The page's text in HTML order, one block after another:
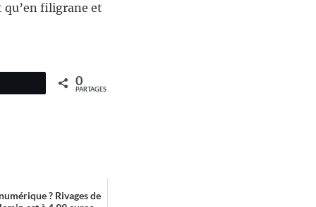
qu’en filigrane et
0
PARTAGES
? Rivages de